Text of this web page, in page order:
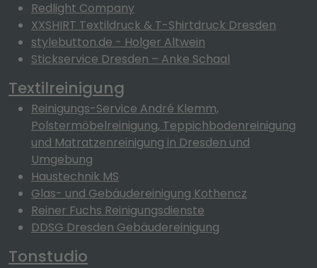
Redlight Company
XXSHIRT Textildruck & T-Shirtdruck Dresden
stylebutton.de - Holger Altwein
Stickservice Dresden – Anke Schaal
Textilreinigung
Reinigungs-Service André Klemm,
Polstermöbelreinigung, Teppichbodenreinigung
und Matratzenreinigung in Dresden und
Umgebung
Haustechnik MS
Glas- und Gebäudereinigung Kothencz
Reiner Fuchs Reinigungsdienste
DDSG Dresden Gebäudereinigung
Tonstudio